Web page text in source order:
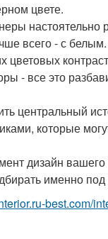
цвете.
настоятельно
всего - с белым.
цветовых
- все это
центральный
которые
дизайн
именно
best.com/